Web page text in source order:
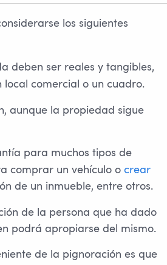
los siguientes
deben ser reales y tangibles,
local comercial o un cuadro.
aunque la propiedad sigue
para muchos tipos de
comprar un vehículo o crear
de un inmueble, entre otros.
de la persona que ha dado
podrá apropiarse del mismo.
de la pignoración es que